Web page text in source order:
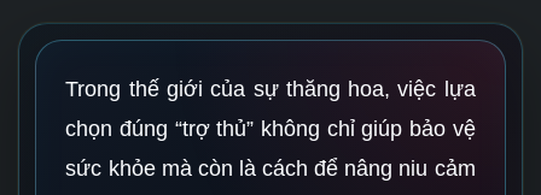
Trong thế giới của sự thăng hoa, việc lựa
chọn đúng “trợ thủ” không chỉ giúp bảo vệ
sức khỏe mà còn là cách để nâng niu cảm